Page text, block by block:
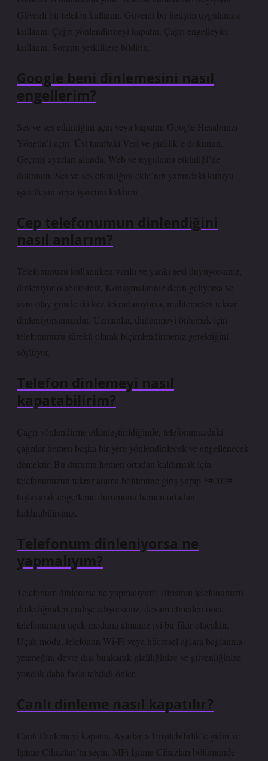
Güvenli bir telefon kullanın. Güvenli bir iletişim uygulaması
kullanın. Çağrı yönlendirmeyi kapatın. Çağrı engelleyici
kullanın. Sorunu yetkililere bildirin.
Google beni dinlemesini nasıl
engellerim?
Ses ve ses etkinliğini açın veya kapatın. Google Hesabınızı
Yönetin’i açın. Üst taraftaki Veri ve gizlilik’e dokunun.
Geçmiş ayarları altında, Web ve uygulama etkinliği’ne
dokunun. Ses ve ses etkinliğini ekle’nin yanındaki kutuyu
işaretleyin veya işaretini kaldırın.
Cep telefonumun dinlendiğini
nasıl anlarım?
Telefonunuzu kullanırken vızıltı ve yankı sesi duyuyorsanız,
dinleniyor olabilirsiniz. Konuşmalarınız derin geliyorsa ve
aynı olay günde iki kez tekrarlanıyorsa, muhtemelen tekrar
dinleniyorsunuzdur. Uzmanlar, dinlenmeyi önlemek için
telefonunuzu sürekli olarak biçimlendirmeniz gerektiğini
söylüyor.
Telefon dinlemeyi nasıl
kapatabilirim?
Çağrı yönlendirme etkinleştirildiğinde, telefonunuzdaki
çağrılar hemen başka bir yere yönlendirilecek ve engellenecek
demektir. Bu durumu hemen ortadan kaldırmak için
telefonunuzun tekrar arama bölümüne giriş yapıp *#002#
tuşlayarak engelleme durumunu hemen ortadan
kaldırabilirsiniz.
Telefonum dinleniyorsa ne
yapmalıyım?
Telefonum dinlenirse ne yapmalıyım? Birisinin telefonunuzu
dinlediğinden endişe ediyorsanız, devam etmeden önce
telefonunuzu uçak moduna almanız iyi bir fikir olacaktır.
Uçak modu, telefonun Wi-Fi veya hücresel ağlara bağlanma
yeteneğini devre dışı bırakarak gizliliğinize ve güvenliğinize
yönelik daha fazla tehdidi önler.
Canlı dinleme nasıl kapatılır?
Canlı Dinlemeyi kapatın. Ayarlar > Erişilebilirlik’e gidin ve
İşitme Cihazları’nı seçin. MFi İşitme Cihazları bölümünde